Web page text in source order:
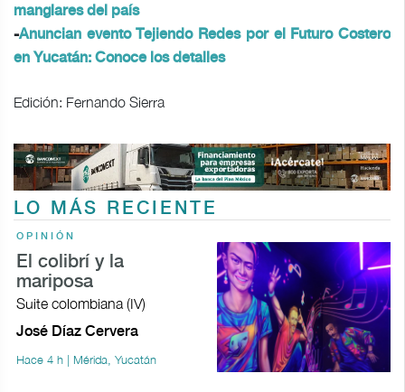
manglares del país
-Anuncian evento Tejiendo Redes por el Futuro Costero
en Yucatán: Conoce los detalles
Edición: Fernando Sierra
LO MÁS RECIENTE
OPINIÓN
El colibrí y la
mariposa
Suite colombiana (IV)
José Díaz Cervera
Hace 4 h | Mérida, Yucatán